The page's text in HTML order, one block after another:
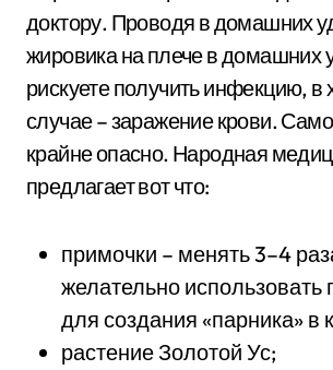
доктору. Проводя в домашних
жировика на плече в домашних
рискуете получить инфекцию,
случае – заражение крови.
крайне опасно. Народная
предлагает вот что:
примочки – менять 3–4
желательно использовать
для создания «парника» в
растение Золотой Ус;